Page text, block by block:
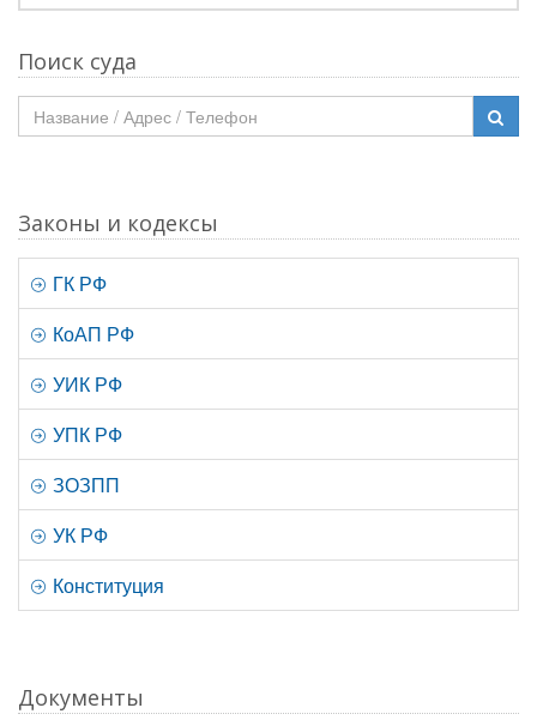
Поиск суда
Законы и кодексы
ГК РФ
КоАП РФ
УИК РФ
УПК РФ
ЗОЗПП
УК РФ
Конституция
Документы